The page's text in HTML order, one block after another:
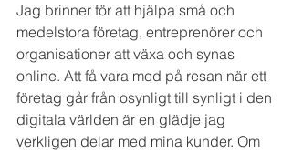
Jag brinner för att hjälpa små och
medelstora företag, entreprenörer och
organisationer att växa och synas
online. Att få vara med på resan när ett
företag går från osynligt till synligt i den
digitala världen är en glädje jag
verkligen delar med mina kunder. Om